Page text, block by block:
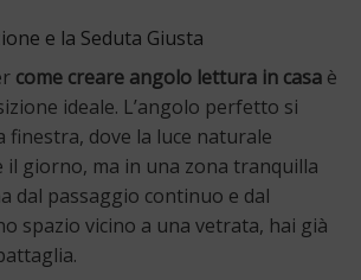
e la Seduta Giusta
come creare angolo lettura in casa è
ideale. L’angolo perfetto si
finestra, dove la luce naturale
il giorno, ma in una zona tranquilla
dal passaggio continuo e dal
spazio vicino a una vetrata, hai già